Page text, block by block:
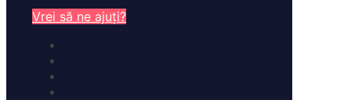
Vrei să ne ajuți?